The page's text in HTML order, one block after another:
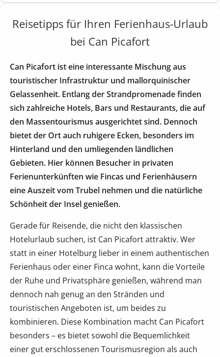
Reisetipps für Ihren Ferienhaus-Urlaub
bei Can Picafort
Can Picafort ist eine interessante Mischung aus
touristischer Infrastruktur und mallorquinischer
Gelassenheit. Entlang der Strandpromenade finden
sich zahlreiche Hotels, Bars und Restaurants, die auf
den Massentourismus ausgerichtet sind. Dennoch
bietet der Ort auch ruhigere Ecken, besonders im
Hinterland und den umliegenden ländlichen
Gebieten. Hier können Besucher in privaten
Ferienunterkünften wie Fincas und Ferienhäusern
eine Auszeit vom Trubel nehmen und die natürliche
Schönheit der Insel genießen.
Gerade für Reisende, die nicht den klassischen
Hotelurlaub suchen, ist Can Picafort attraktiv. Wer
statt in einer Hotelburg lieber in einem authentischen
Ferienhaus oder einer Finca wohnt, kann die Vorteile
der Ruhe und Privatsphäre genießen, während man
dennoch nah genug an den Stränden und
touristischen Angeboten ist, um beides zu
kombinieren. Diese Kombination macht Can Picafort
besonders – es bietet sowohl die Bequemlichkeit
einer gut erschlossenen Tourismusregion als auch